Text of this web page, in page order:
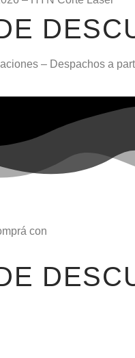
– Despachos a
con